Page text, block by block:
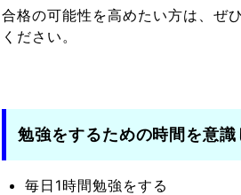
合格の可能性を高めたい方は、ぜ
ください。
勉強をするための時間を意識
毎日1時間勉強をする